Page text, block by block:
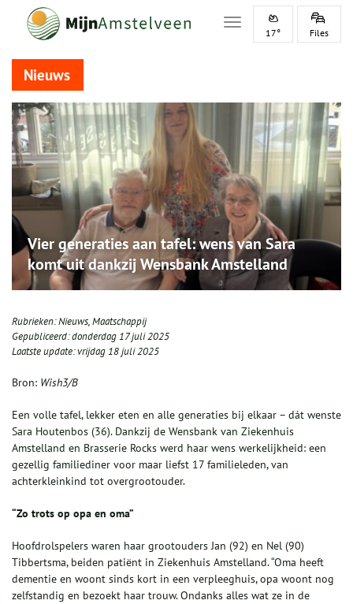
Toggle navigation
17° Files
Nieuws
Vier generaties aan tafel: wens van Sara
komt uit dankzij Wensbank Amstelland
Rubrieken:Nieuws,Maatschappij
Gepubliceerd:donderdag 17 juli 2025
Laatste update:vrijdag 18 juli 2025
Bron: Wish3/B
Een volle tafel, lekker eten en alle generaties bij elkaar – dát wenste
Sara Houtenbos (36). Dankzij de Wensbank van Ziekenhuis
Amstelland en Brasserie Rocks werd haar wens werkelijkheid: een
gezellig familiediner voor maar liefst 17 familieleden, van
achterkleinkind tot overgrootouder.
“Zo trots op opa en oma”
Hoofdrolspelers waren haar grootouders Jan (92) en Nel (90)
Tibbertsma, beiden patiënt in Ziekenhuis Amstelland. “Oma heeft
dementie en woont sinds kort in een verpleeghuis, opa woont nog
zelfstandig en bezoekt haar trouw. Ondanks alles wat ze in de